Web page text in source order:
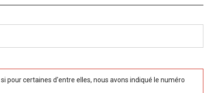
pour certaines d'entre elles, nous avons indiqué le numéro